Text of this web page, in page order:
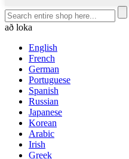
að loka
English
French
German
Portuguese
Spanish
Russian
Japanese
Korean
Arabic
Irish
Greek